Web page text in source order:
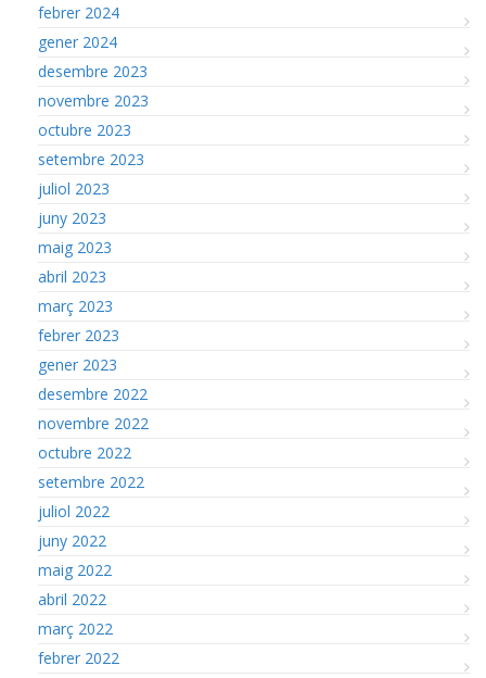
febrer 2024
gener 2024
desembre 2023
novembre 2023
octubre 2023
setembre 2023
juliol 2023
juny 2023
maig 2023
abril 2023
març 2023
febrer 2023
gener 2023
desembre 2022
novembre 2022
octubre 2022
setembre 2022
juliol 2022
juny 2022
maig 2022
abril 2022
març 2022
febrer 2022